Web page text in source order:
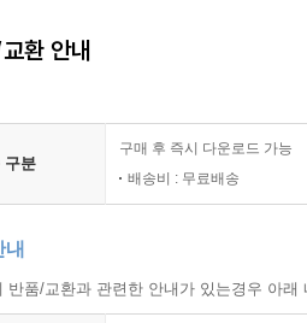
환 안내
구분
구매 후 즉시 다운로드 가능
배송비 : 무료배송
품/교환과 관련한 안내가 있는경우 아